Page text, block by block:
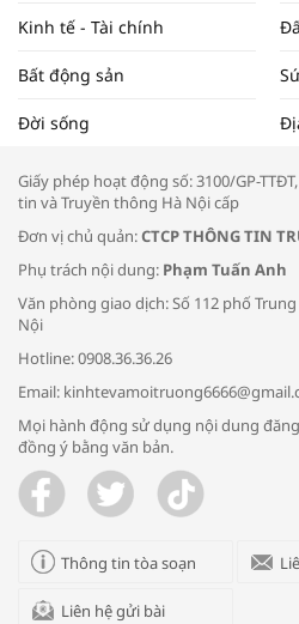
Tọa đàm
Bác sĩ tư
đường hô
Trao yêu
Kinh tế - Tài chính
Bất động sản
Đời sống
Giấy phép hoạt động số: 3100/GP-
tin và Truyền thông Hà Nội cấp
Đơn vị chủ quản:CTCP THÔNG TIN
Phụ trách nội dung: Phạm Tuấn Anh
Văn phòng giao dịch: Số 112 phố Trung
Nội
Hotline: 0908.36.36.26
Email:
Mọi hành động sử dụng nội dung
đồng ý bằng văn bản.
Thông tin tòa soạn
Liên hệ gửi bài